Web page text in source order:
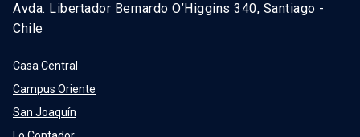
Avda. Libertador Bernardo O’Higgins 340, Santiago -
Chile
Casa Central
Campus Oriente
San Joaquín